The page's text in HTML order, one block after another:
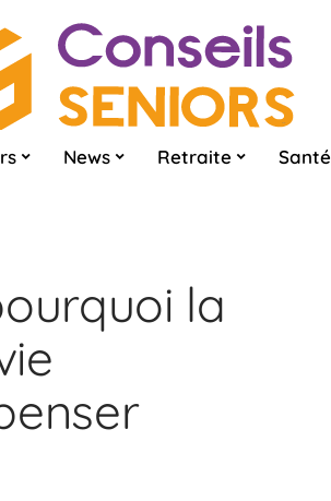
News Retraite Santé
la